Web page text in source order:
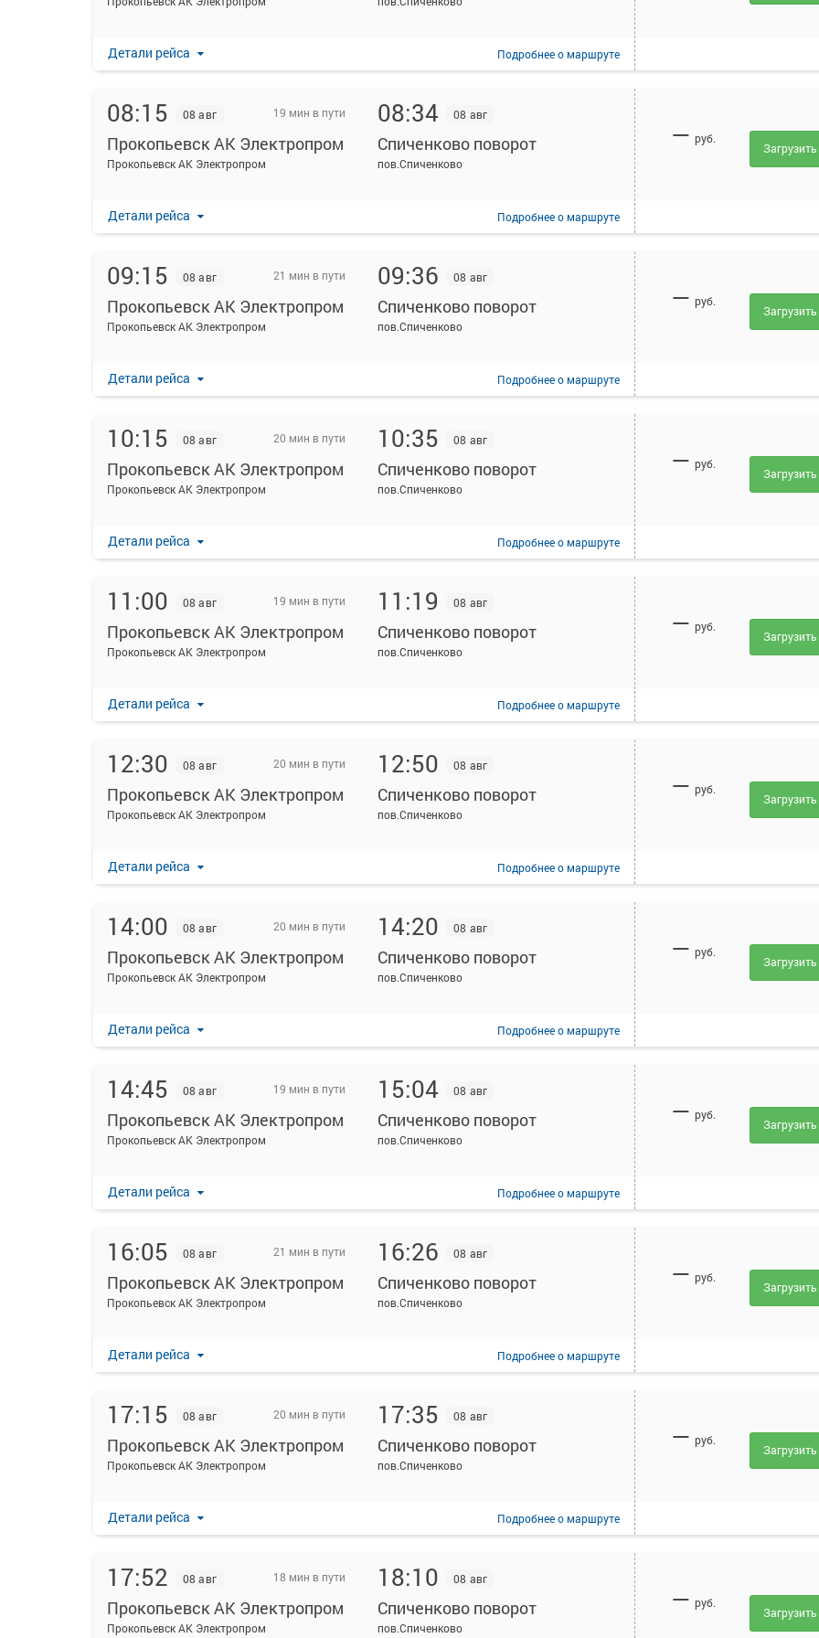
Детали рейса Подробнеео маршруте
08:15 08 авг 19 мин в пути
Прокопьевск АК Электропром
Прокопьевск АК Электропром
08:34 08 авг
Спиченково поворот
пов.Спиченково
Детали рейса Подробнеео маршруте
— руб.
09:15 08 авг 21 мин в пути
Прокопьевск АК Электропром
Прокопьевск АК Электропром
09:36 08 авг
Спиченково поворот
пов.Спиченково
Детали рейса Подробнеео маршруте
— руб.
10:15 08 авг 20 мин в пути
Прокопьевск АК Электропром
Прокопьевск АК Электропром
10:35 08 авг
Спиченково поворот
пов.Спиченково
Детали рейса Подробнеео маршруте
— руб.
11:00 08 авг 19 мин в пути
Прокопьевск АК Электропром
Прокопьевск АК Электропром
11:19 08 авг
Спиченково поворот
пов.Спиченково
Детали рейса Подробнеео маршруте
— руб.
12:30 08 авг 20 мин в пути
Прокопьевск АК Электропром
Прокопьевск АК Электропром
12:50 08 авг
Спиченково поворот
пов.Спиченково
Детали рейса Подробнеео маршруте
— руб.
14:00 08 авг 20 мин в пути
Прокопьевск АК Электропром
Прокопьевск АК Электропром
14:20 08 авг
Спиченково поворот
пов.Спиченково
Детали рейса Подробнеео маршруте
— руб.
14:45 08 авг 19 мин в пути
Прокопьевск АК Электропром
Прокопьевск АК Электропром
15:04 08 авг
Спиченково поворот
пов.Спиченково
Детали рейса Подробнеео маршруте
— руб.
16:05 08 авг 21 мин в пути
Прокопьевск АК Электропром
Прокопьевск АК Электропром
16:26 08 авг
Спиченково поворот
пов.Спиченково
Детали рейса Подробнеео маршруте
— руб.
17:15 08 авг 20 мин в пути
Прокопьевск АК Электропром
Прокопьевск АК Электропром
17:35 08 авг
Спиченково поворот
пов.Спиченково
Детали рейса Подробнеео маршруте
— руб.
17:52 08 авг 18 мин в пути
Прокопьевск АК Электропром
Прокопьевск АК Электропром
18:10 08 авг
Спиченково поворот
пов.Спиченково
— руб.